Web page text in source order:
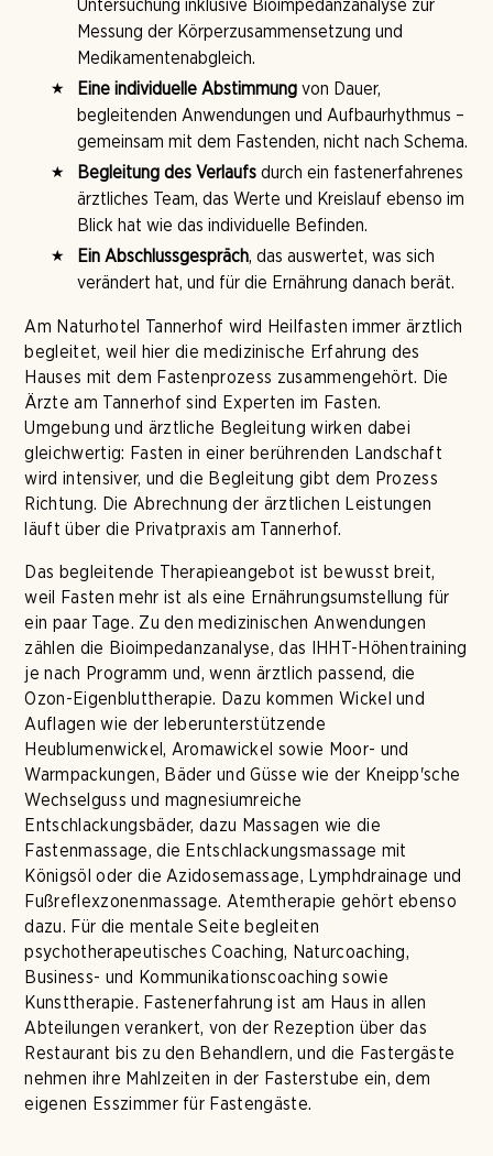
Untersuchung inklusive Bioimpedanzanalyse zur
Messung der Körperzusammensetzung und
Medikamentenabgleich.
Eine individuelle Abstimmung von Dauer,
begleitenden Anwendungen und Aufbaurhythmus –
gemeinsam mit dem Fastenden, nicht nach Schema.
Begleitung des Verlaufs durch ein fastenerfahrenes
ärztliches Team, das Werte und Kreislauf ebenso im
Blick hat wie das individuelle Befinden.
Ein Abschlussgespräch, das auswertet, was sich
verändert hat, und für die Ernährung danach berät.
Am Naturhotel Tannerhof wird Heilfasten immer ärztlich
begleitet, weil hier die medizinische Erfahrung des
Hauses mit dem Fastenprozess zusammengehört. Die
Ärzte am Tannerhof sind Experten im Fasten.
Umgebung und ärztliche Begleitung wirken dabei
gleichwertig: Fasten in einer berührenden Landschaft
wird intensiver, und die Begleitung gibt dem Prozess
Richtung. Die Abrechnung der ärztlichen Leistungen
läuft über die Privatpraxis am Tannerhof.
Das begleitende Therapieangebot ist bewusst breit,
weil Fasten mehr ist als eine Ernährungsumstellung für
ein paar Tage. Zu den medizinischen Anwendungen
zählen die Bioimpedanzanalyse, das IHHT-Höhentraining
je nach Programm und, wenn ärztlich passend, die
Ozon-Eigenbluttherapie. Dazu kommen Wickel und
Auflagen wie der leberunterstützende
Heublumenwickel, Aromawickel sowie Moor- und
Warmpackungen, Bäder und Güsse wie der Kneipp'sche
Wechselguss und magnesiumreiche
Entschlackungsbäder, dazu Massagen wie die
Fastenmassage, die Entschlackungsmassage mit
Königsöl oder die Azidosemassage, Lymphdrainage und
Fußreflexzonenmassage. Atemtherapie gehört ebenso
dazu. Für die mentale Seite begleiten
psychotherapeutisches Coaching, Naturcoaching,
Business- und Kommunikationscoaching sowie
Kunsttherapie. Fastenerfahrung ist am Haus in allen
Abteilungen verankert, von der Rezeption über das
Restaurant bis zu den Behandlern, und die Fastergäste
nehmen ihre Mahlzeiten in der Fasterstube ein, dem
eigenen Esszimmer für Fastengäste.